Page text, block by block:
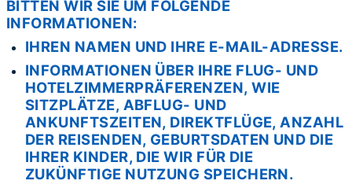
BITTEN WIR SIE UM FOLGENDE
INFORMATIONEN:
IHREN NAMEN UND IHRE E-MAIL-ADRESSE.
INFORMATIONEN ÜBER IHRE FLUG- UND
HOTELZIMMERPRÄFERENZEN, WIE
SITZPLÄTZE, ABFLUG- UND
ANKUNFTSZEITEN, DIREKTFLÜGE, ANZAHL
DER REISENDEN, GEBURTSDATEN UND DIE
IHRER KINDER, DIE WIR FÜR DIE
ZUKÜNFTIGE NUTZUNG SPEICHERN.